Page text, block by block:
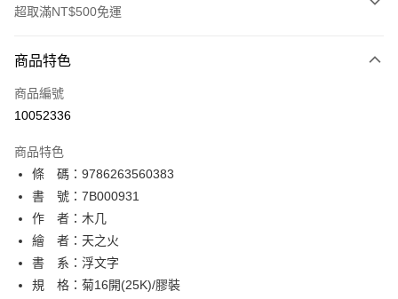
超取滿NT$500免運
信用卡一次付款
超商取貨付款
相關說明
【關於「AFTEE先享後付」】
AFTEE先享後付是「在收到商品之後才付款」的支付方式。 讓您購物簡單
便利好安心！
１．簡單：不需註冊會員、不需綁卡、不需儲值。
２．便利：只要手機號碼，簡訊認證，即可結帳。
３．安心：先確認商品／服務後，再付款。
【「AFTEE先享後付」結帳流程】
ATM付款
運送方式
全家取貨付款
每筆NT$80，滿NT$500(含以上)免運費
商品特色
商品編號
10052336
商品特色
條 碼：9786263560383
書 號：7B000931
作 者：木几
繪 者：天之火
書 系：浮文字
規 格：菊16開(25K)/膠裝